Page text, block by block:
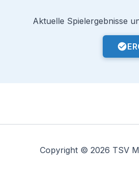
Aktuelle Spielergebnisse
Copyright © 2026 TSV